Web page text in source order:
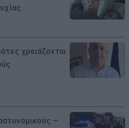
χρειάζονται
–